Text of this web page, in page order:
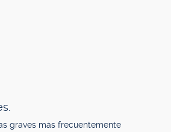
graves más frecuentemente